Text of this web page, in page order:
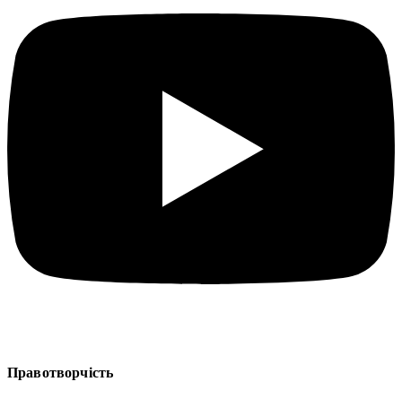
Правотворчість